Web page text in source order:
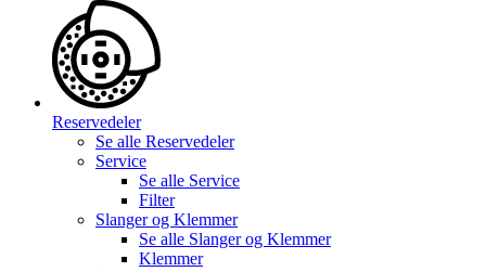
Reservedeler
Se alle Reservedeler
Service
Se alle Service
Filter
Slanger og Klemmer
Se alle Slanger og Klemmer
Klemmer